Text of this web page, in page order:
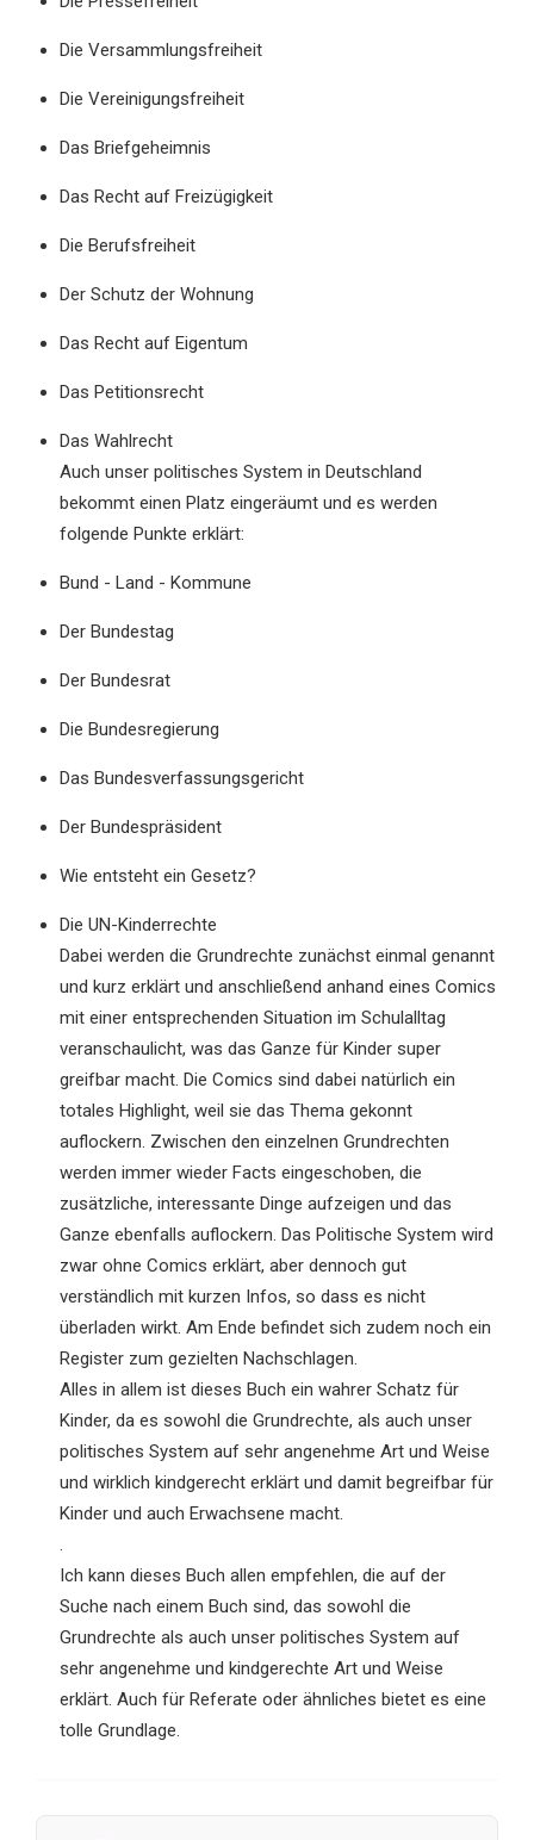
Die Versammlungsfreiheit
Die Vereinigungsfreiheit
Das Briefgeheimnis
Das Recht auf Freizügigkeit
Die Berufsfreiheit
Der Schutz der Wohnung
Das Recht auf Eigentum
Das Petitionsrecht
Das Wahlrecht
Auch unser politisches System in Deutschland
bekommt einen Platz eingeräumt und es werden
folgende Punkte erklärt:
Bund - Land - Kommune
Der Bundestag
Der Bundesrat
Die Bundesregierung
Das Bundesverfassungsgericht
Der Bundespräsident
Wie entsteht ein Gesetz?
Die UN-Kinderrechte
Dabei werden die Grundrechte zunächst einmal genannt
und kurz erklärt und anschließend anhand eines Comics
mit einer entsprechenden Situation im Schulalltag
veranschaulicht, was das Ganze für Kinder super
greifbar macht. Die Comics sind dabei natürlich ein
totales Highlight, weil sie das Thema gekonnt
auflockern. Zwischen den einzelnen Grundrechten
werden immer wieder Facts eingeschoben, die
zusätzliche, interessante Dinge aufzeigen und das
Ganze ebenfalls auflockern. Das Politische System wird
zwar ohne Comics erklärt, aber dennoch gut
verständlich mit kurzen Infos, so dass es nicht
überladen wirkt. Am Ende befindet sich zudem noch ein
Register zum gezielten Nachschlagen.
Alles in allem ist dieses Buch ein wahrer Schatz für
Kinder, da es sowohl die Grundrechte, als auch unser
politisches System auf sehr angenehme Art und Weise
und wirklich kindgerecht erklärt und damit begreifbar für
Kinder und auch Erwachsene macht.
.
Ich kann dieses Buch allen empfehlen, die auf der
Suche nach einem Buch sind, das sowohl die
Grundrechte als auch unser politisches System auf
sehr angenehme und kindgerechte Art und Weise
erklärt. Auch für Referate oder ähnliches bietet es eine
tolle Grundlage.